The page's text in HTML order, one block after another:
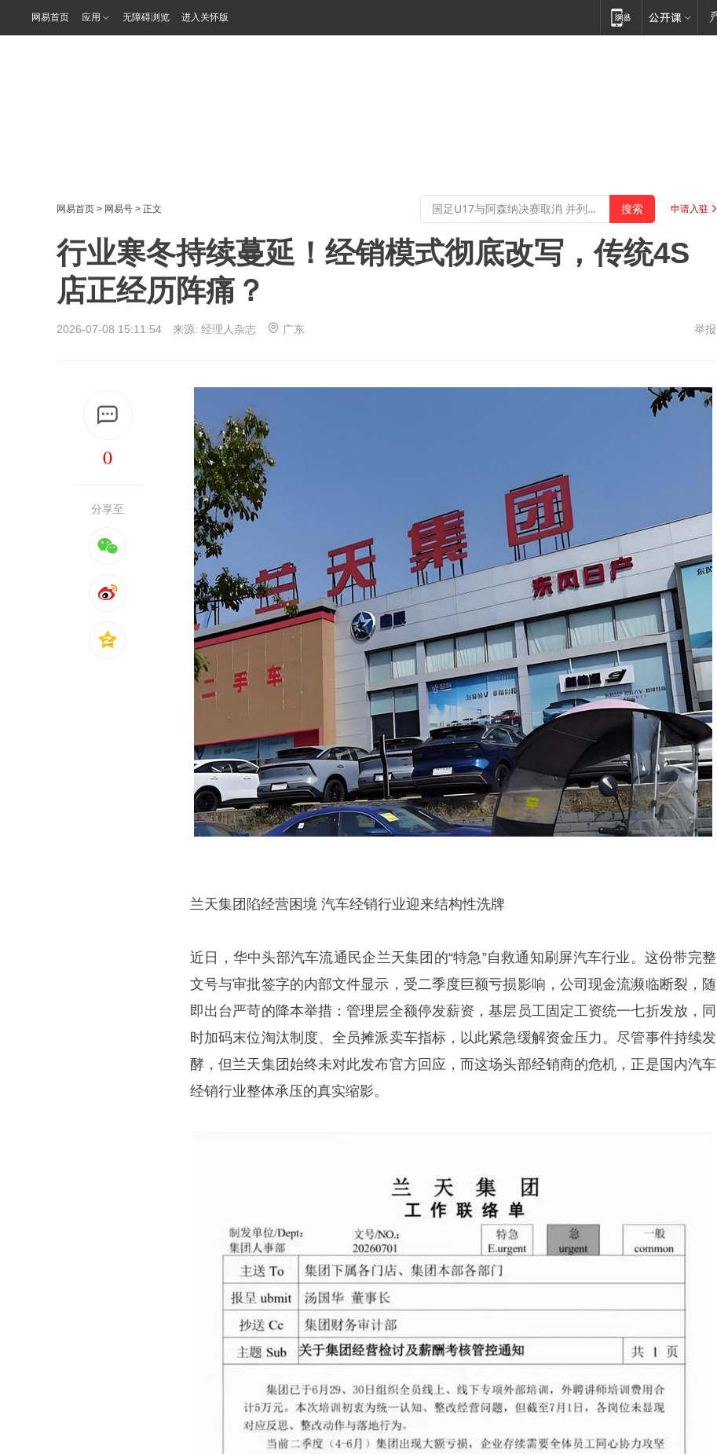
网易首页 应用 无障碍浏览 进入关怀版
网易首页 > 网易号 > 正文 申请入驻
行业寒冬持续蔓延！经销模式彻底改写，传统4S
店正经历阵痛？
2026-07-08 15:11:54 来源: 经理人杂志 广东 举报
0
分享至
兰天集团陷经营困境 汽车经销行业迎来结构性洗牌
近日，华中头部汽车流通民企兰天集团的“特急”自救通知刷屏汽车行业。这份带完整
文号与审批签字的内部文件显示，受二季度巨额亏损影响，公司现金流濒临断裂，随
即出台严苛的降本举措：管理层全额停发薪资，基层员工固定工资统一七折发放，同
时加码末位淘汰制度、全员摊派卖车指标，以此紧急缓解资金压力。尽管事件持续发
酵，但兰天集团始终未对此发布官方回应，而这场头部经销商的危机，正是国内汽车
经销行业整体承压的真实缩影。